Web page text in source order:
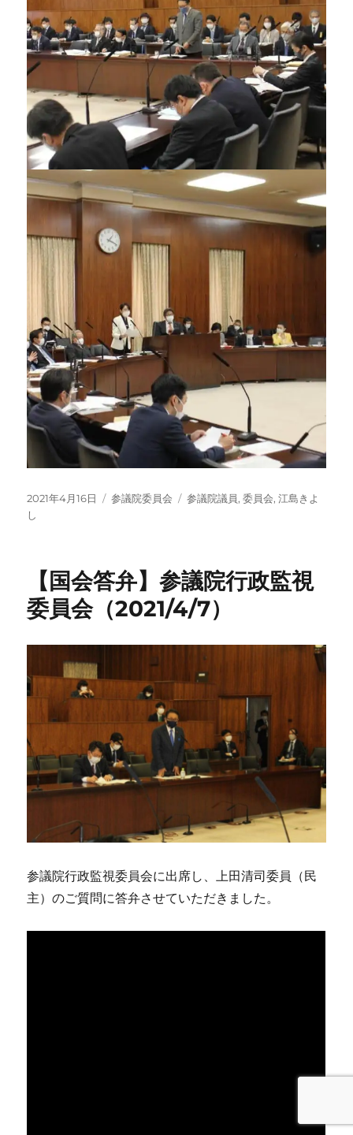
投
稿
2021年4月16日
カ
参議院委員会
タ
参議院議員,委員会,江島きよ
し
【国会答弁】参議院行政監視
委員会（2021/4/7）
参議院行政監視委員会に出席し、上田清司委員（民
主）のご質問に答弁させていただきました。